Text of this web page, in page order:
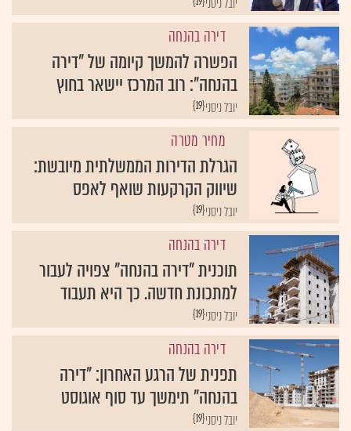
יובל ניסני
דירה בהנחה
הפשרה להמשך קיומה של "דירה
בהנחה": רוב המרכז יישאר בחוץ
{19}יובל ניסני
מחיר מטרה
הגרלת הדירות הממשלתית מיובשת:
שיווק הקרקעות שואף לאפס
{19}יובל ניסני
דירה בהנחה
תוכנית "דירה בהנחה" צפויה לעבור
למתכונת חדשה. כך היא תעבוד
{19}יובל ניסני
דירה בהנחה
תפנית של הרגע האחרון: "דירה
בהנחה" תימשך עד סוף אוגוסט
{19}יובל ניסני